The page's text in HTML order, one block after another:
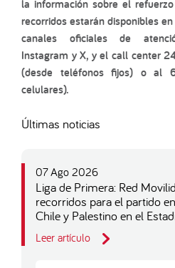
la información sobre el
recorridos estarán disponibles en
canales oficiales de
Instagram y X, y el call center
(desde teléfonos fijos) o
celulares).
Últimas noticias
07 Ago 2026
Liga de Primera: Red
recorridos para el partido
Chile y Palestino en el
Leer artículo